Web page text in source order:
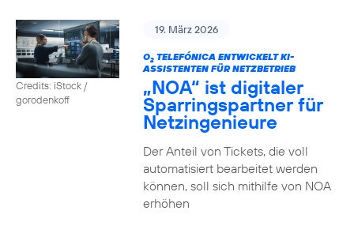
Credits: iStock /
gorodenkoff
19. März 2026
O2TELEFÓNICA ENTWICKELT KI-
ASSISTENTEN FÜR NETZBETRIEB
„NOA“ ist digitaler
Sparringspartner für
Netzingenieure
Der Anteil von Tickets, die voll
automatisiert bearbeitet werden
können, soll sich mithilfe von NOA
erhöhen